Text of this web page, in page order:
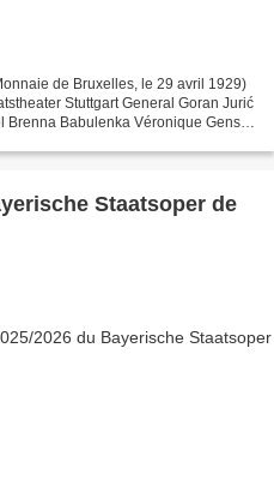
de Bruxelles, le 29 avril 1929)
Stuttgart General Goran Jurić
Brenna Babulenka Véronique Gens
Staatsoper de